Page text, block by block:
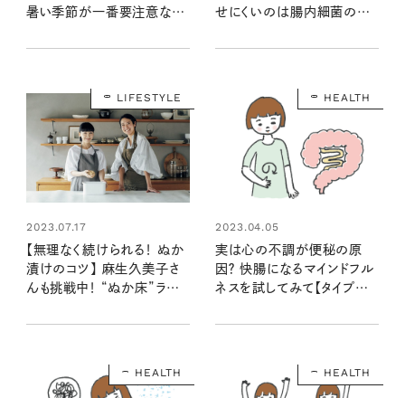
暑い季節が一番要注意な理
せにくいのは腸内細菌のせ
LIFESTYLE
2023.07.17
【無理なく続けられる！ ぬか
漬けのコツ】 麻生久美子さ
んも挑戦中！ “ぬか床”ライフ
HEALTH
2023.04.05
実は心の不調が便秘の原
因？ 快腸になるマインドフル
ネスを試してみて【タイプ別
HEALTH HEALTH